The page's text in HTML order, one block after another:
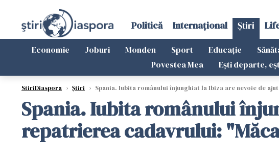
Politică Internațional Știri
Economie Joburi Monden Sport Educație
Povestea Mea
Ești departe,
StiriDiaspora › Știri › Spania. Iubita românului înjunghiat la Ibiza are nevoie de
Spania. Iubita românului
repatrierea cadavrului: